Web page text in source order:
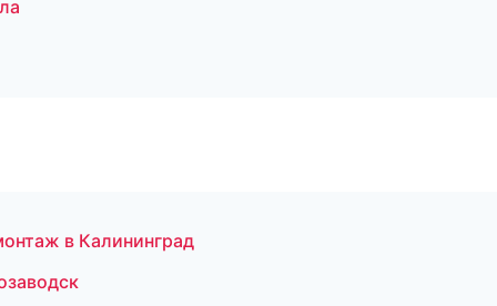
в Калининград